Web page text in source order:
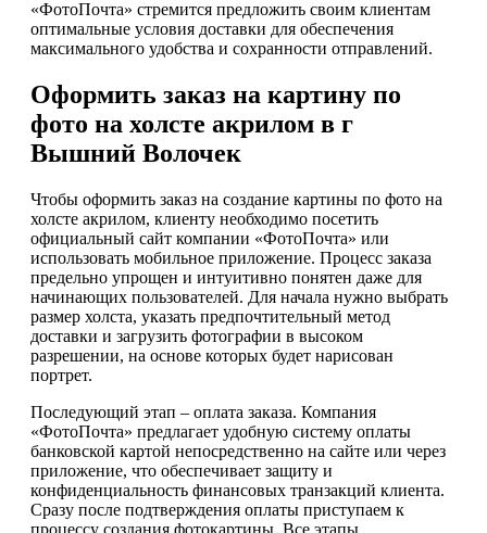
«ФотоПочта» стремится предложить своим клиентам
оптимальные условия доставки для обеспечения
максимального удобства и сохранности отправлений.
Оформить заказ на картину по
фото на холсте акрилом в г
Вышний Волочек
Чтобы оформить заказ на создание картины по фото на
холсте акрилом, клиенту необходимо посетить
официальный сайт компании «ФотоПочта» или
использовать мобильное приложение. Процесс заказа
предельно упрощен и интуитивно понятен даже для
начинающих пользователей. Для начала нужно выбрать
размер холста, указать предпочтительный метод
доставки и загрузить фотографии в высоком
разрешении, на основе которых будет нарисован
портрет.
Последующий этап – оплата заказа. Компания
«ФотоПочта» предлагает удобную систему оплаты
банковской картой непосредственно на сайте или через
приложение, что обеспечивает защиту и
конфиденциальность финансовых транзакций клиента.
Сразу после подтверждения оплаты приступаем к
процессу создания фотокартины. Все этапы